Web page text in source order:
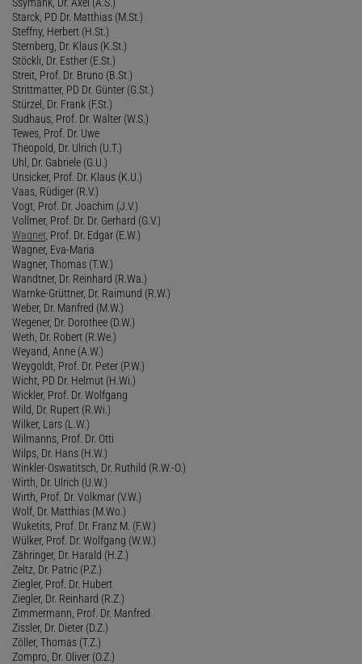
Starck, PD Dr. Matthias (M.St.)
Steffny, Herbert (H.St.)
Sternberg, Dr. Klaus (K.St.)
Stöckli, Dr. Esther (E.St.)
Streit, Prof. Dr. Bruno (B.St.)
Strittmatter, PD Dr. Günter (G.St.)
Stürzel, Dr. Frank (F.St.)
Sudhaus, Prof. Dr. Walter (W.S.)
Tewes, Prof. Dr. Uwe
Theopold, Dr. Ulrich (U.T.)
Uhl, Dr. Gabriele (G.U.)
Unsicker, Prof. Dr. Klaus (K.U.)
Vaas, Rüdiger (R.V.)
Vogt, Prof. Dr. Joachim (J.V.)
Vollmer, Prof. Dr. Dr. Gerhard (G.V.)
Wagner, Prof. Dr. Edgar (E.W.)
Wagner, Eva-Maria
Wagner, Thomas (T.W.)
Wandtner, Dr. Reinhard (R.Wa.)
Warnke-Grüttner, Dr. Raimund (R.W.)
Weber, Dr. Manfred (M.W.)
Wegener, Dr. Dorothee (D.W.)
Weth, Dr. Robert (R.We.)
Weyand, Anne (A.W.)
Weygoldt, Prof. Dr. Peter (P.W.)
Wicht, PD Dr. Helmut (H.Wi.)
Wickler, Prof. Dr. Wolfgang
Wild, Dr. Rupert (R.Wi.)
Wilker, Lars (L.W.)
Wilmanns, Prof. Dr. Otti
Wilps, Dr. Hans (H.W.)
Winkler-Oswatitsch, Dr. Ruthild (R.W.-O.)
Wirth, Dr. Ulrich (U.W.)
Wirth, Prof. Dr. Volkmar (V.W.)
Wolf, Dr. Matthias (M.Wo.)
Wuketits, Prof. Dr. Franz M. (F.W.)
Wülker, Prof. Dr. Wolfgang (W.W.)
Zähringer, Dr. Harald (H.Z.)
Zeltz, Dr. Patric (P.Z.)
Ziegler, Prof. Dr. Hubert
Ziegler, Dr. Reinhard (R.Z.)
Zimmermann, Prof. Dr. Manfred
Zissler, Dr. Dieter (D.Z.)
Zöller, Thomas (T.Z.)
Zompro, Dr. Oliver (O.Z.)